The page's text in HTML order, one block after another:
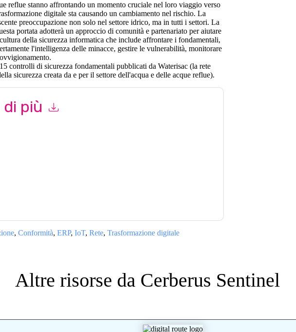
reflue stanno affrontando un momento cruciale nel loro viaggio verso
digitale sta causando un cambiamento nel rischio. La
preoccupazione non solo nel settore idrico, ma in tutti i settori. La
portata adotterà un approccio di comunità e partenariato per aiutare
della sicurezza informatica che include affrontare i fondamentali,
l'intelligenza delle minacce, gestire le vulnerabilità, monitorare
controlli di sicurezza fondamentali pubblicati da Waterisac (la rete
sicurezza creata da e per il settore dell'acqua e delle acque reflue).
di più
, Conformità, ERP, IoT, Rete, Trasformazione digitale
Altre risorse da Cerberus Sentinel